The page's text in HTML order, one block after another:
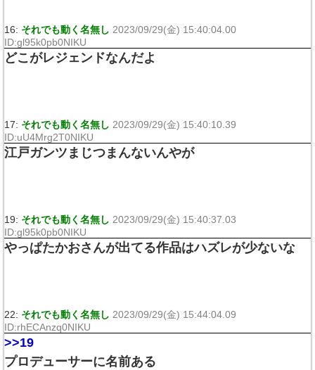
16: それでも動く名無し 2023/09/29(金) 15:40:04.00
ID:gl95k0pb0NIKU
どこがレジェンドなんだよ
17: それでも動く名無し 2023/09/29(金) 15:40:10.39
ID:uU4Mrg2T0NIKU
江戸ガンツまじつまんないんやが
19: それでも動く名無し 2023/09/29(金) 15:40:37.03
ID:gl95k0pb0NIKU
やっぱたかおさんが出てる作品はハズレが少ないな
22: それでも動く名無し 2023/09/29(金) 15:44:04.09
ID:rhECAnzq0NIKU
>>19
プロデューサーに名前ある